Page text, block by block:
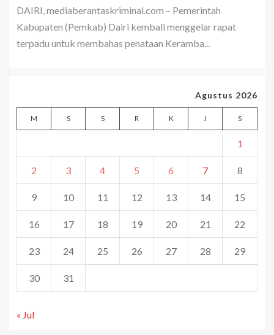
DAIRI, mediaberantaskriminal.com – Pemerintah
Kabupaten (Pemkab) Dairi kembali menggelar rapat
terpadu untuk membahas penataan Keramba...
Agustus 2026
M S S R K J S
1
2 3 4 5 6 7 8
9 10 11 12 13 14 15
16 17 18 19 20 21 22
23 24 25 26 27 28 29
30 31
« Jul